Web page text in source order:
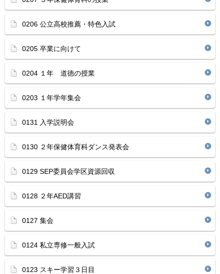
0206 公立高校推薦・特色入試
0205 卒業に向けて
0204 １年 道徳の授業
0203 １年学年集会
0131 入学説明会
0130 ２年保健体育科ダンス発表会
0129 SEP委員会学区資源回収
0128 ２年AED講習
0127 集会
0124 私立専修一般入試
0123 スキー学習３日目